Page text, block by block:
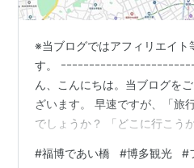
※当ブログではアフィリエイト
す。 ｰｰｰｰｰｰｰｰｰｰｰｰｰｰｰｰｰｰｰｰｰｰ
ん、こんにちは。当ブログを
ざいます。 早速ですが、「旅
でしょうか？ 「どこに行こう
ど、行く前からウキウキしま
#福博であい橋 #博多観光 #